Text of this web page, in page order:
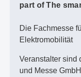
part of The
Die Fachmesse
Elektromobilität
Veranstalter sind
und Messe